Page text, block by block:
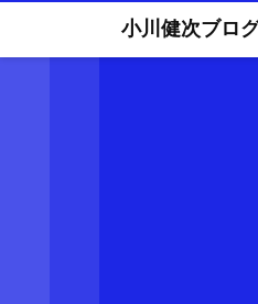
小川健次ブロ